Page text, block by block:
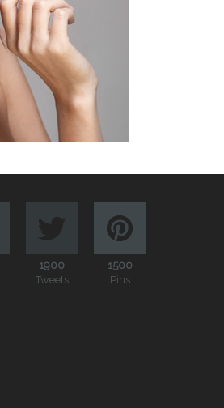
1900
Tweets
1500
Pins